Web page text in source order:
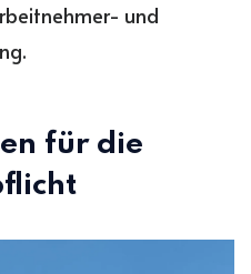
und
für die